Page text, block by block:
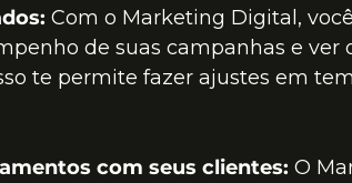
Com o Marketing Digital,
de suas campanhas e ver
te permite fazer ajustes em
com seus clientes: O